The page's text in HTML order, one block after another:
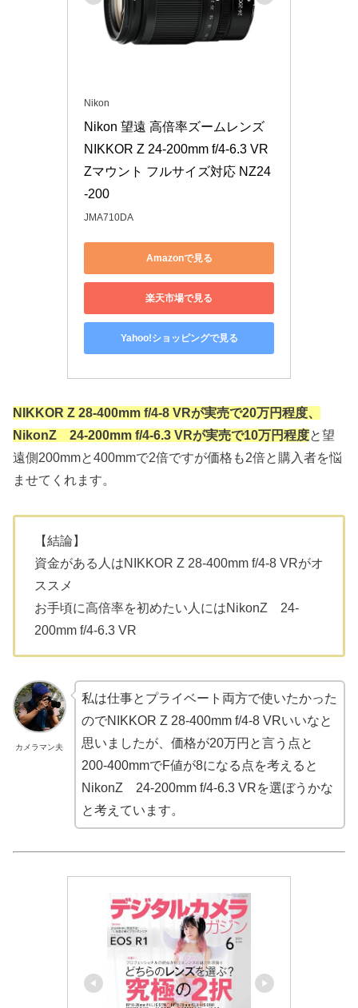
Nikon
Nikon 望遠 高倍率ズームレンズ
NIKKOR Z 24-200mm f/4-6.3 VR
Zマウント フルサイズ対応 NZ24
-200
JMA710DA
Amazonで見る
楽天市場で見る
Yahoo!ショッピングで見る
NIKKOR Z 28-400mm f/4-8 VRが実売で20万円程度、
NikonZ 24-200mm f/4-6.3 VRが実売で10万円程度と望
遠側200mmと400mmで2倍ですが価格も2倍と購入者を悩
ませてくれます。
【結論】
資金がある人はNIKKOR Z 28-400mm f/4-8 VRがオ
ススメ
お手頃に高倍率を初めたい人にはNikonZ 24-
200mm f/4-6.3 VR
カメラマン夫
私は仕事とプライベート両方で使いたかった
のでNIKKOR Z 28-400mm f/4-8 VRいいなと
思いましたが、価格が20万円と言う点と
200-400mmでF値が8になる点を考えると
NikonZ 24-200mm f/4-6.3 VRを選ぼうかな
と考えています。